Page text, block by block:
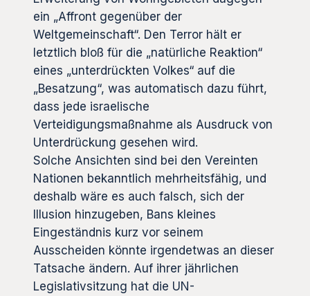
ein „Affront gegenüber der
Weltgemeinschaft“. Den Terror hält er
letztlich bloß für die „natürliche Reaktion“
eines „unterdrückten Volkes“ auf die
„Besatzung“, was automatisch dazu führt,
dass jede israelische
Verteidigungsmaßnahme als Ausdruck von
Unterdrückung gesehen wird.
Solche Ansichten sind bei den Vereinten
Nationen bekanntlich mehrheitsfähig, und
deshalb wäre es auch falsch, sich der
Illusion hinzugeben, Bans kleines
Eingeständnis kurz vor seinem
Ausscheiden könnte irgendetwas an dieser
Tatsache ändern. Auf ihrer jährlichen
Legislativsitzung hat die UN-